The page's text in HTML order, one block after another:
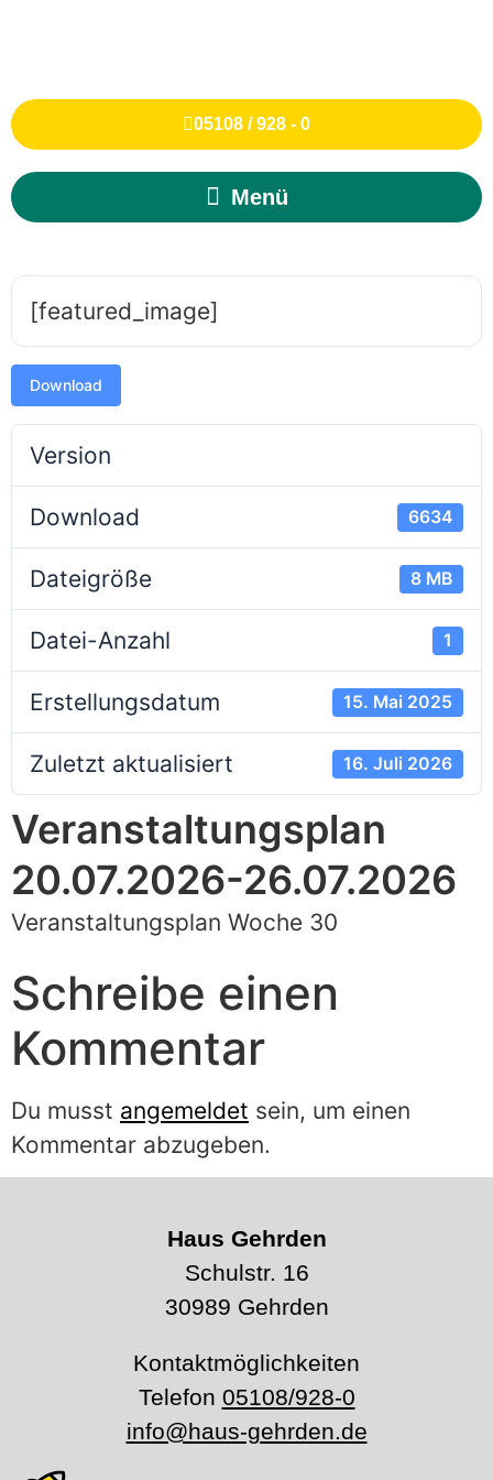
05108 / 928 - 0
[featured_image]
Download
Version
Download 6634
Dateigröße 8 MB
Datei-Anzahl 1
Erstellungsdatum 15. Mai 2025
Zuletzt aktualisiert 16. Juli 2026
Veranstaltungsplan
20.07.2026-26.07.2026
Veranstaltungsplan Woche 30
Schreibe einen
Kommentar
Du musst angemeldet sein, um einen
Kommentar abzugeben.
Haus Gehrden
Schulstr. 16
30989 Gehrden
Kontaktmöglichkeiten
Telefon 05108/928-0
info@haus-gehrden.de